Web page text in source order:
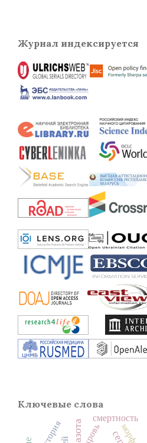
Журнал индексируется
Ключевые слова
кровь
история
смертность